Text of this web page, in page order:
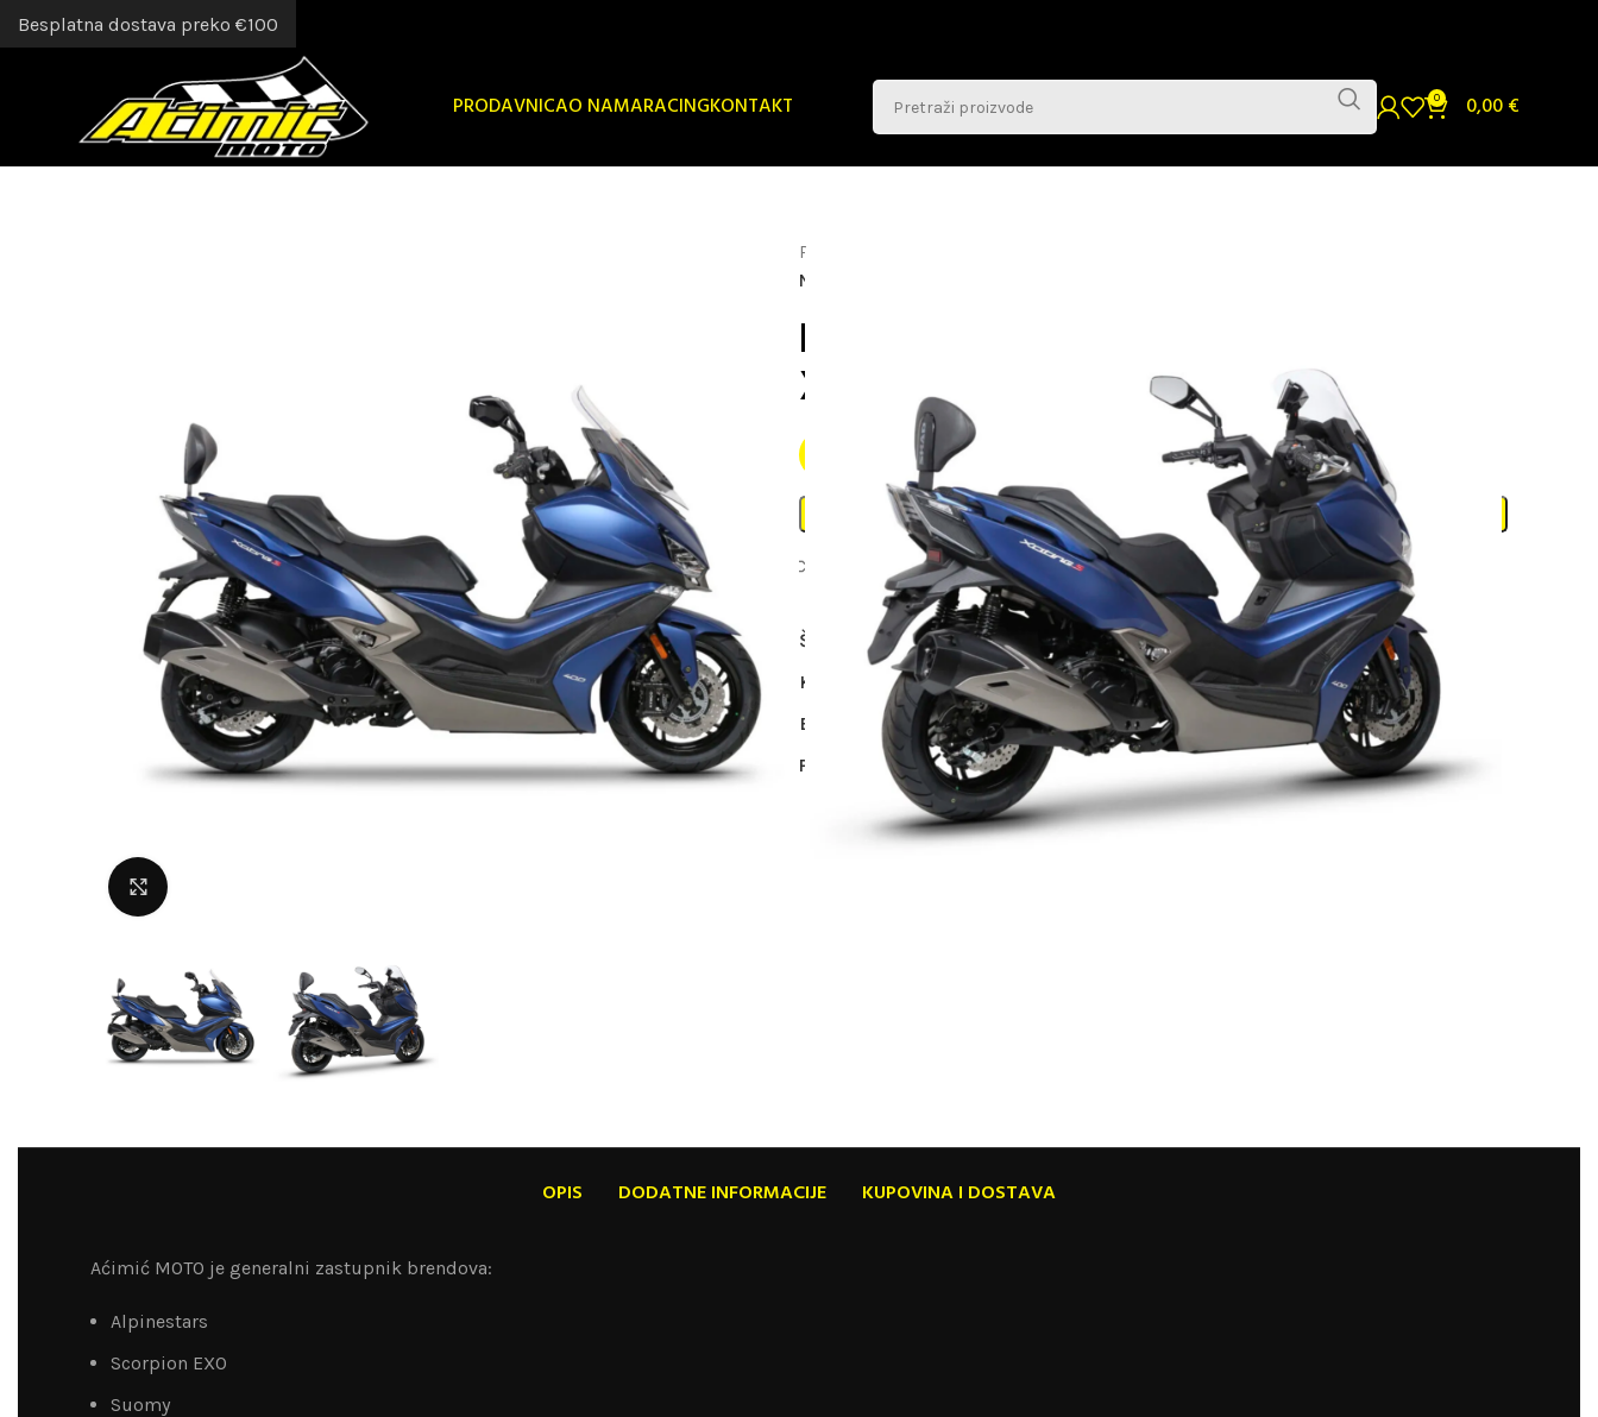
PRODAVNICAO NAMARACINGKONTAKT 0 0,00€
Početna
NOSAC NASLONA KYMCO XCITING 400 S ’18
NOSAC NASLONA KYMCO
XCITING 400 S ’18
€
DODAJ U KORPU
+ Lista Želja
Šifra proizvoda:K0XC48RV
Kategorije: Dodatna Oprema, NASLONI
Brend:
SHAD
Podijeli:
OPIS DODATNE INFORMACIJE KUPOVINA I DOSTAVA
Aćimić MOTO je generalni zastupnik brendova:
Alpinestars
Scorpion EXO
Suomy
Besplatna dostava preko €100